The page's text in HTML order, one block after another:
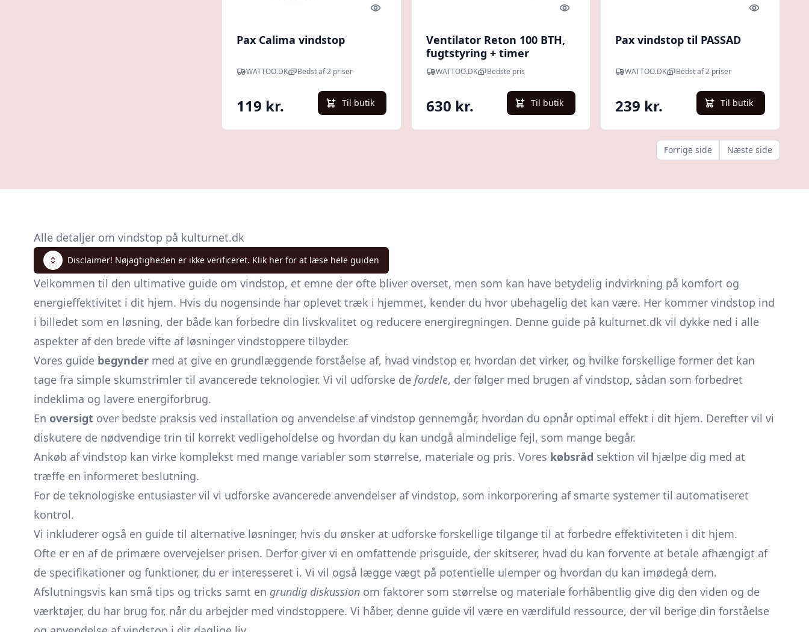
Quick look
Pax Calima vindstop
WATTOO.DK Bedst af 2 priser
119 kr. Til butik
Quick look
Ventilator Reton 100 BTH,
fugtstyring + timer
WATTOO.DK Bedste pris
630 kr. Til butik
Quick look
Pax vindstop til PASSAD
WATTOO.DK Bedst af 2 priser
239 kr. Til butik
Forrige side Næste side
Alle detaljer om vindstop på kulturnet.dk
Disclaimer! Nøjagtigheden er ikke verificeret. Klik her for at læse hele guiden
Velkommen til den ultimative guide om vindstop, et emne der ofte bliver overset, men som kan have betydelig indvirkning på komfort og
energieffektivitet i dit hjem. Hvis du nogensinde har oplevet træk i hjemmet, kender du hvor ubehagelig det kan være. Her kommer vindstop ind
i billedet som en løsning, der både kan forbedre din livskvalitet og reducere energiregningen. Denne guide på kulturnet.dk vil dykke ned i alle
aspekter af den brede vifte af løsninger vindstoppere tilbyder.
Vores guide begynder med at give en grundlæggende forståelse af, hvad vindstop er, hvordan det virker, og hvilke forskellige former det kan
tage fra simple skumstrimler til avancerede teknologier. Vi vil udforske de fordele, der følger med brugen af vindstop, sådan som forbedret
indeklima og lavere energiforbrug.
En oversigt over bedste praksis ved installation og anvendelse af vindstop gennemgår, hvordan du opnår optimal effekt i dit hjem. Derefter vil vi
diskutere de nødvendige trin til korrekt vedligeholdelse og hvordan du kan undgå almindelige fejl, som mange begår.
Ankøb af vindstop kan virke komplekst med mange variabler som størrelse, materiale og pris. Vores købsråd sektion vil hjælpe dig med at
træffe en informeret beslutning.
For de teknologiske entusiaster vil vi udforske avancerede anvendelser af vindstop, som inkorporering af smarte systemer til automatiseret
kontrol.
Vi inkluderer også en guide til alternative løsninger, hvis du ønsker at udforske forskellige tilgange til at forbedre effektiviteten i dit hjem.
Ofte er en af de primære overvejelser prisen. Derfor giver vi en omfattende prisguide, der skitserer, hvad du kan forvente at betale afhængigt af
de specifikationer og funktioner, du er interesseret i. Vi vil også lægge vægt på potentielle ulemper og hvordan du kan imødegå dem.
Afslutningsvis kan små tips og tricks samt en grundig diskussion om faktorer som størrelse og materiale forhåbentlig give dig den viden og de
værktøjer, du har brug for, når du arbejder med vindstoppere. Vi håber, denne guide vil være en værdifuld ressource, der vil berige din forståelse